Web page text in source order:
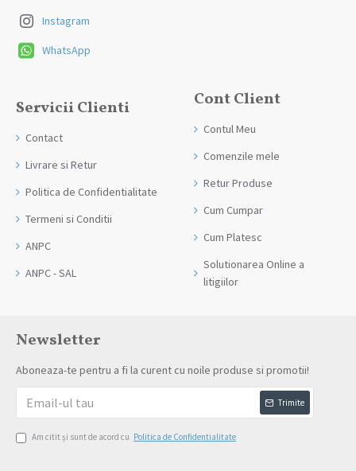
Instagram
WhatsApp
Servicii Clienti
Contact
Livrare si Retur
Politica de Confidentialitate
Termeni si Conditii
ANPC
ANPC - SAL
Cont Client
Contul Meu
Comenzile mele
Retur Produse
Cum Cumpar
Cum Platesc
Solutionarea Online a
litigiilor
Newsletter
Aboneaza-te pentru a fi la curent cu noile produse si promotii!
Trimite
Am citit şi sunt de acord cu Politica de Confidentialitate